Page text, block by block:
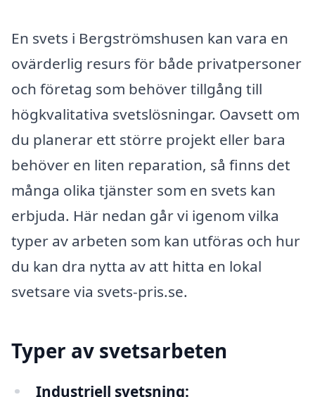
En svets i Bergströmshusen kan vara en
ovärderlig resurs för både privatpersoner
och företag som behöver tillgång till
högkvalitativa svetslösningar. Oavsett om
du planerar ett större projekt eller bara
behöver en liten reparation, så finns det
många olika tjänster som en svets kan
erbjuda. Här nedan går vi igenom vilka
typer av arbeten som kan utföras och hur
du kan dra nytta av att hitta en lokal
svetsare via svets-pris.se.
Typer av svetsarbeten
Industriell svetsning: